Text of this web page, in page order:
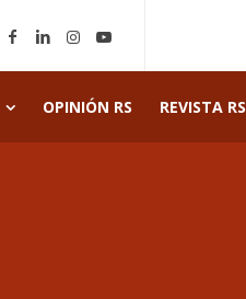
OPINIÓN RS REVISTA RS